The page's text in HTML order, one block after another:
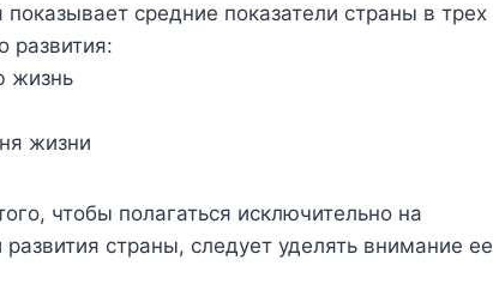
средние показатели страны в трех
развития:
жизнь
жизни
чтобы полагаться исключительно на
страны, следует уделять внимание ее